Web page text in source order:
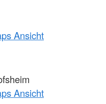
Ansicht
Ansicht